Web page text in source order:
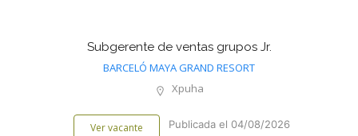
Subgerente de ventas grupos Jr.
BARCELÓ MAYA GRAND RESORT
Xpuha
Ver vacante Publicada el 04/08/2026